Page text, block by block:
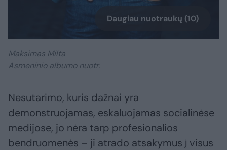
Daugiau nuotraukų (10)
Maksimas Milta
Asmeninio albumo nuotr.
Nesutarimo, kuris dažnai yra
demonstruojamas, eskaluojamas socialinėse
medijose, jo nėra tarp profesionalios
bendruomenės – ji atrado atsakymus į visus